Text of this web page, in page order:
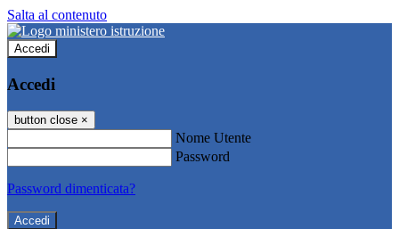
Salta al contenuto
Accedi
Accedi
button close ×
Nome Utente
Password
Password dimenticata?